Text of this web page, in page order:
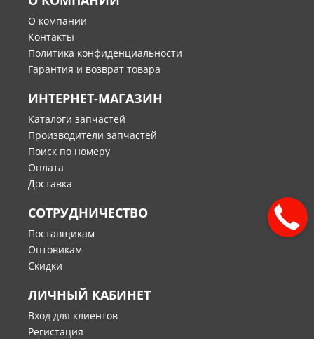
О компании
Контакты
Политика конфиденциальности
Гарантия и возврат товара
ИНТЕРНЕТ-МАГАЗИН
Каталоги запчастей
Производители запчастей
Поиск по номеру
Оплата
Доставка
СОТРУДНИЧЕСТВО
Поставщикам
Оптовикам
Скидки
ЛИЧНЫЙ КАБИНЕТ
Вход для клиентов
Регистация